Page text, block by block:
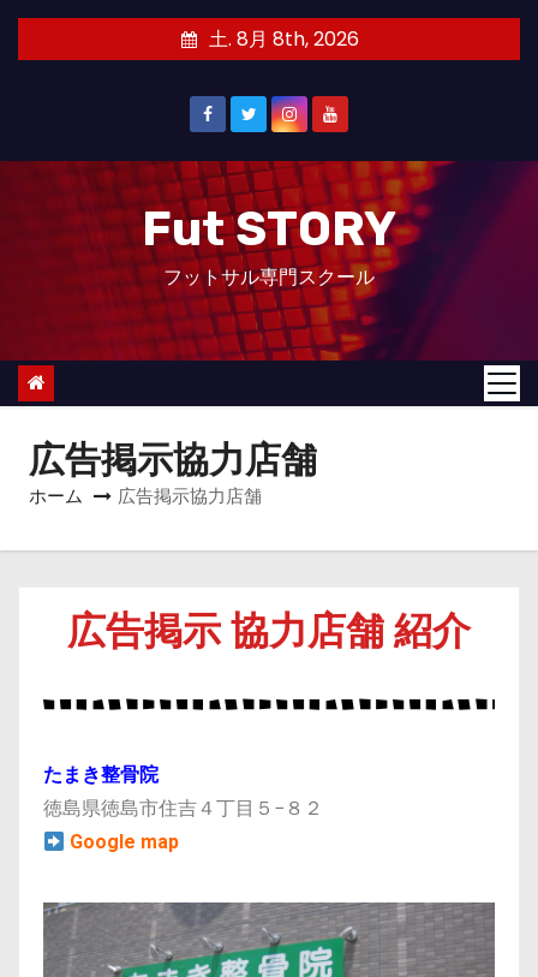
土. 8月 8th, 2026
Fut STORY
フットサル専門スクール
広告掲示協力店舗
ホーム 広告掲示協力店舗
広告掲示 協力店舗 紹介
たまき整骨院
徳島県徳島市住吉４丁目５−８２
Google map